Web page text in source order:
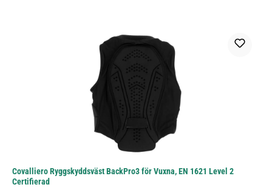
Covalliero Ryggskyddsväst BackPro3 för Vuxna, EN 1621 Level 2
Certifierad